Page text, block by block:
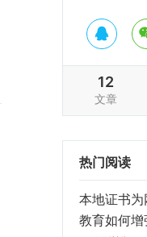
12
文章
热门阅读
本地证书为
教育如何